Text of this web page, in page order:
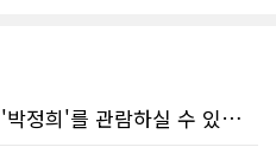
재외동포분들께서도 뮤지컬 '박정희'를 관람하실 수 있도록 노력하겠습니..